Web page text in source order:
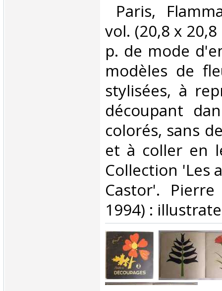
Paris,
vol. (20,8 x
p. de mode
modèles de
stylisées, à
découpant
colorés, sans
et à coller en
Collection 'Les
Castor'.
1994) :